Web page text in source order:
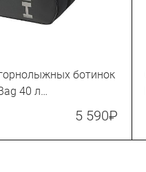
ботинок
40 л
5 590₽